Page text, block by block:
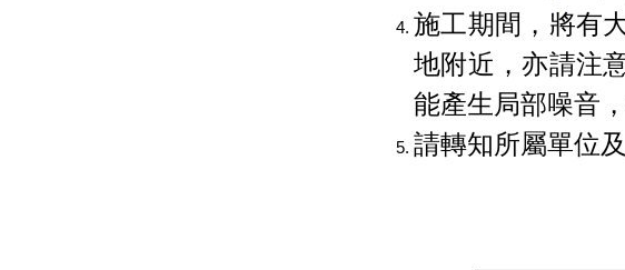
施工期間，將有
地附近，亦請注
能產生局部噪音
請轉知所屬單位